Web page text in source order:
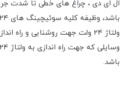
ولتاژ ۲۴ ولت جهت روشنایی و راه
* کلیه